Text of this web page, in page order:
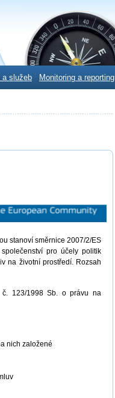
a služeb Monitoring a reporting
stanoví směrnice 2007/2/ES
pro účely politik
na životní prostředí. Rozsah
č. 123/1998 Sb. o právu na
nich založené